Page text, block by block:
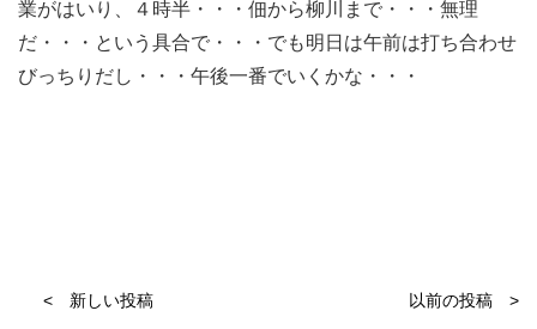
業がはいり、４時半・・・佃から柳川まで・・・無理
だ・・・という具合で・・・でも明日は午前は打ち合わせ
びっちりだし・・・午後一番でいくかな・・・
< 新しい投稿 以前の投稿 >